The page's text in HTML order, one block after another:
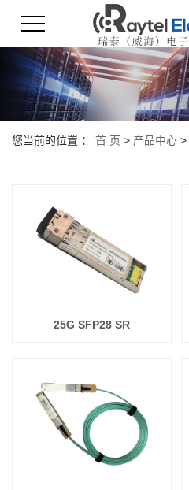
您当前的位置 ： 首 页 > 产品中心 >
25G SFP28 SR